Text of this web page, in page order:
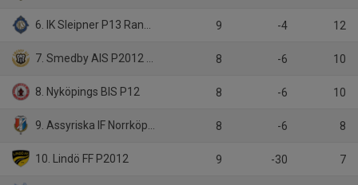
6. IK Sleipner P13 Randigt 9 -4 12
7. Smedby AIS P2012 Svart 8 -6 10
8. Nyköpings BIS P12 8 -6 10
9. Assyriska IF Norrköping 1 8 -6 8
10. Lindö FF P2012 9 -30 7